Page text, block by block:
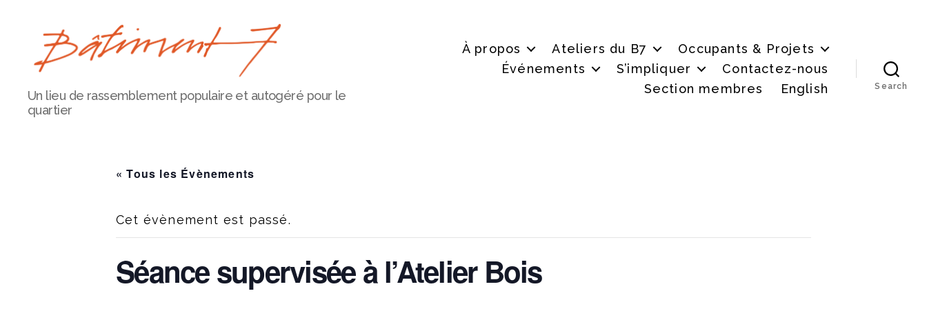
Bâtiment
7
Un lieu de rassemblement populaire et autogéré pour le
quartier
À propos Ateliers du B7
Occupants & Projets
Événements
S’impliquer
Contactez-nous
Section membres
English Search
« Tous les Évènements
Cet évènement est passé.
Séance supervisée à l’Atelier Bois